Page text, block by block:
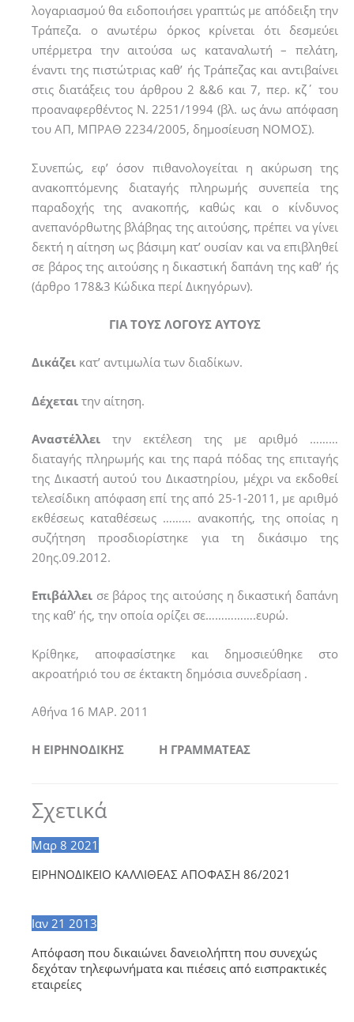
λογαριασμού θα ειδοποιήσει γραπτώς με απόδειξη την
Τράπεζα. ο ανωτέρω όρκος κρίνεται ότι δεσμεύει
υπέρμετρα την αιτούσα ως καταναλωτή – πελάτη,
έναντι της πιστώτριας καθ’ ής Τράπεζας και αντιβαίνει
στις διατάξεις του άρθρου 2 &&6 και 7, περ. κζ΄ του
προαναφερθέντος Ν. 2251/1994 (βλ. ως άνω απόφαση
του ΑΠ, ΜΠΡΑΘ 2234/2005, δημοσίευση ΝΟΜΟΣ).
Συνεπώς, εφ’ όσον πιθανολογείται η ακύρωση της
ανακοπτόμενης διαταγής πληρωμής συνεπεία της
παραδοχής της ανακοπής, καθώς και ο κίνδυνος
ανεπανόρθωτης βλάβηας της αιτούσης, πρέπει να γίνει
δεκτή η αίτηση ως βάσιμη κατ’ ουσίαν και να επιβληθεί
σε βάρος της αιτούσης η δικαστική δαπάνη της καθ’ ής
(άρθρο 178&3 Κώδικα περί Δικηγόρων).
ΓΙΑ ΤΟΥΣ ΛΟΓΟΥΣ ΑΥΤΟΥΣ
Δικάζει κατ’ αντιμωλία των διαδίκων.
Δέχεται την αίτηση.
Αναστέλλει την εκτέλεση της με αριθμό ………
διαταγής πληρωμής και της παρά πόδας της επιταγής
της Δικαστή αυτού του Δικαστηρίου, μέχρι να εκδοθεί
τελεσίδικη απόφαση επί της από 25-1-2011, με αριθμό
εκθέσεως καταθέσεως ……… ανακοπής, της οποίας η
συζήτηση προσδιορίστηκε για τη δικάσιμο της
20ης.09.2012.
Επιβάλλει σε βάρος της αιτούσης η δικαστική δαπάνη
της καθ’ ής, την οποία ορίζει σε…………….ευρώ.
Κρίθηκε, αποφασίστηκε και δημοσιεύθηκε στο
ακροατήριό του σε έκτακτη δημόσια συνεδρίαση .
Αθήνα 16 ΜΑΡ. 2011
Η ΕΙΡΗΝΟΔΙΚΗΣ Η ΓΡΑΜΜΑΤΕΑΣ
Σχετικά
Μαρ 8 2021
ΕΙΡΗΝΟΔΙΚΕΙΟ ΚΑΛΛΙΘΕΑΣ ΑΠΟΦΑΣΗ 86/2021
Ιαν 21 2013
Απόφαση που δικαιώνει δανειολήπτη που συνεχώς
δεχόταν τηλεφωνήματα και πιέσεις από εισπρακτικές
εταιρείες